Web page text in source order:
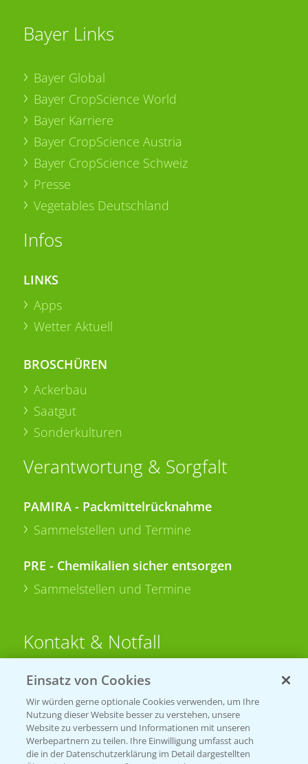
Bayer Links
Bayer Global
Bayer CropScience World
Bayer Karriere
Bayer CropScience Austria
Bayer CropScience Schweiz
Presse
Vegetables Deutschland
Infos
LINKS
Apps
Wetter Aktuell
BROSCHÜREN
Ackerbau
Saatgut
Sonderkulturen
Verantwortung & Sorgfalt
PAMIRA - Packmittelrücknahme
Sammelstellen und Termine
PRE - Chemikalien sicher entsorgen
Sammelstellen und Termine
Kontakt & Notfall
Beratung auf WhatsApp
T.+49 (0)174 346 564 1
KONTAKT
Einsatz von Cookies
Wir würden gerne optionale Cookies verwenden, um Ihre
Nutzung dieser Website besser zu verstehen, unsere
Website zu verbessern und Informationen mit unseren
Werbepartnern zu teilen. Ihre Einwilligung umfasst auch
die in der Datenschutzerklärung im Detail dargestellten